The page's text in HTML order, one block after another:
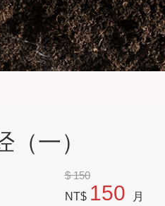
一）
$ 150
NT$ 150 月